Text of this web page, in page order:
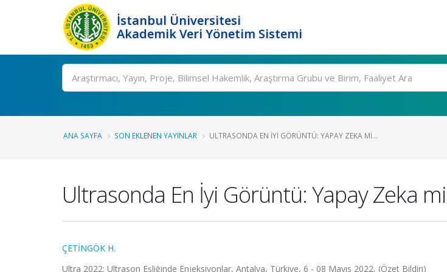
İstanbul Üniversitesi
Akademik Veri Yönetim Sistemi
Ara
ANA SAYFA SON EKLENEN YAYINLAR ULTRASONDA EN İYI GÖRÜNTÜ: YAPAY ZEKA MI...
Ultrasonda En İyi Görüntü: Yapay Zeka
ÇETİNGÖK H.
Ultra 2022: Ultrason Eşliğinde Enjeksiyonlar, Antalya, Türkiye, 6 - 08 Mayıs 2022, (Özet Bildiri)